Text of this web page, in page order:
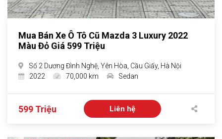
Mua Bán Xe Ô Tô Cũ Mazda 3 Luxury 2022
Màu Đỏ Giá 599 Triệu
Số 2 Dương Đình Nghệ, Yên Hòa, Cầu Giấy, Hà Nội
2022
70,000 km Sedan
599 Triệu Liên hệ